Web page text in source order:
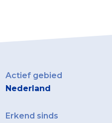
Actief gebied
Nederland
Erkend sinds